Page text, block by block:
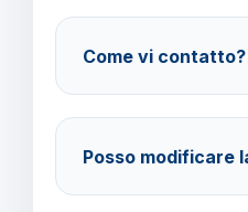
consigliate per coprire
cancellazione viaggio.
Come vi contatto?
barbaviaggi.it.
Posso modificare